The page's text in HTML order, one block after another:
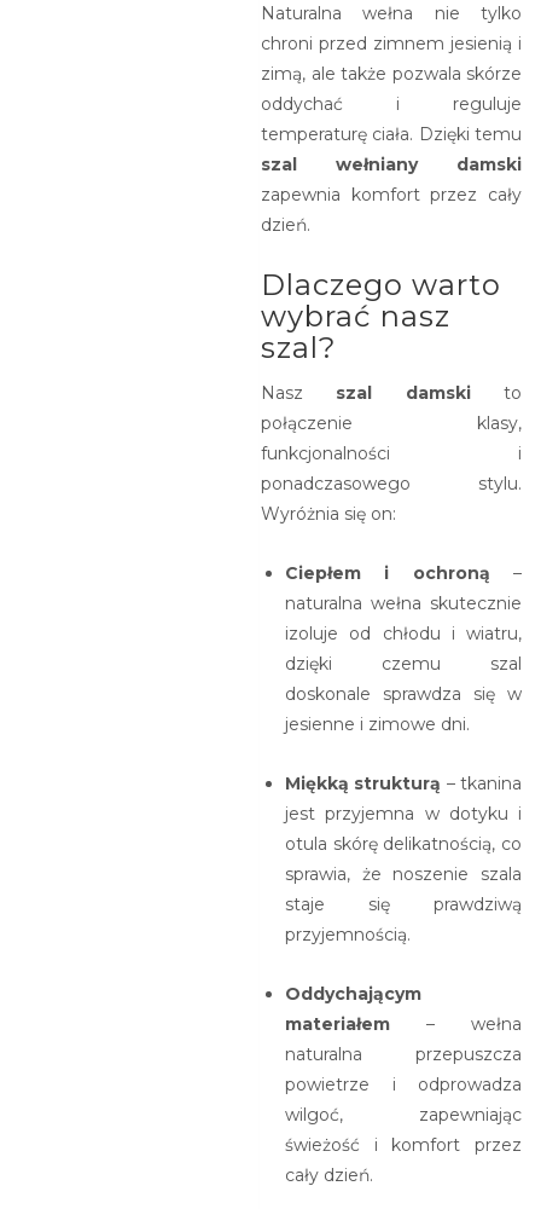
Naturalna wełna nie tylko
chroni przed zimnem jesienią i
zimą, ale także pozwala skórze
oddychać i reguluje
temperaturę ciała. Dzięki temu
szal wełniany damski
zapewnia komfort przez cały
dzień.
Dlaczego warto
wybrać nasz
szal?
Nasz szal damskito
połączenie klasy,
funkcjonalności i
ponadczasowego stylu.
Wyróżnia się on:
Ciepłem i ochroną –
naturalna wełna skutecznie
izoluje od chłodu i wiatru,
dzięki czemu szal
doskonale sprawdza się w
jesienne i zimowe dni.
Miękką strukturą – tkanina
jest przyjemna w dotyku i
otula skórę delikatnością, co
sprawia, że noszenie szala
staje się prawdziwą
przyjemnością.
Oddychającym
materiałem – wełna
naturalna przepuszcza
powietrze i odprowadza
wilgoć, zapewniając
świeżość i komfort przez
cały dzień.